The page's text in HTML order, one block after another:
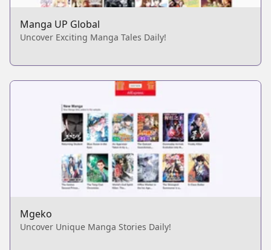
Manga UP Global
Uncover Exciting Manga Tales Daily!
Mgeko
Uncover Unique Manga Stories Daily!